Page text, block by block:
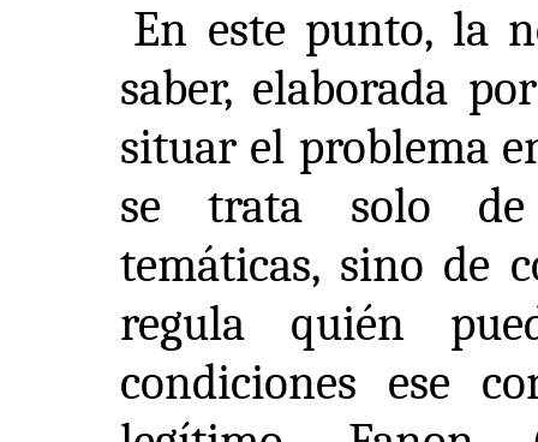
En este punto, la
saber, elaborada
situar el problema
se trata solo de
temáticas, sino de
regula quién
condiciones ese